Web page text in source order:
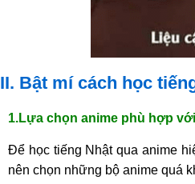
II. Bật mí cách học
1.Lựa chọn anime phù hợp
Để học tiếng Nhật qua anime
nên chọn những bộ anime quá